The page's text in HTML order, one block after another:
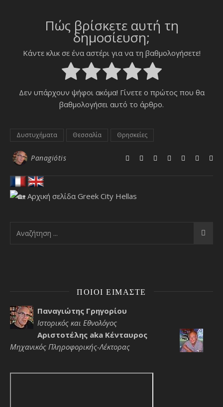
Πώς βρίσκετε αυτή τη
δημοσίευση;
Κάντε κλικ σε ένα αστέρι για να τη βαθμολογήσετε!
Δεν υπάρχουν ψήφοι ακόμα! Γίνετε ο πρώτος που θα
βαθμολογήσει αυτό το άρθρο.
Δυστυχήματα Θεσσαλία Θρησκείες
Panagiótis
ΠΟΙΟΙ ΕΊΜΑΣΤΕ
Παναγιώτης Γρηγορίου
Ιστορικός και Εθνολόγος
Αριστοτέλης aka Κένταυρος
Μηχανικός Πληροφορικής-Λέκτορας